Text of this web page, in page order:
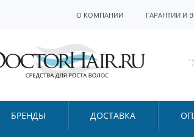
О КОМПАНИИ ГАРАНТИИ И
БРЕНДЫ ДОСТАВКА